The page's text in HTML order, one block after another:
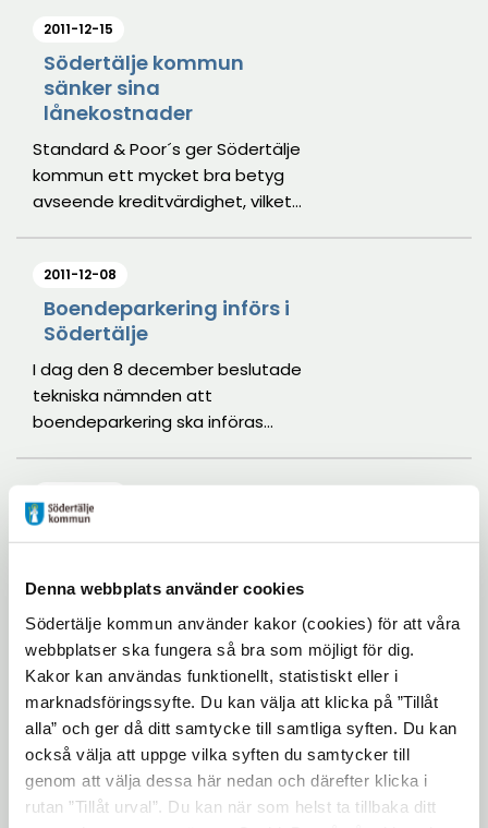
Denna webbplats använder cookies
Södertälje kommun använder kakor (cookies) för att våra
webbplatser ska fungera så bra som möjligt för dig.
Kakor kan användas funktionellt, statistiskt eller i
marknadsföringssyfte. Du kan välja att klicka på ”Tillåt
alla” och ger då ditt samtycke till samtliga syften. Du kan
också välja att uppge vilka syften du samtycker till
genom att välja dessa här nedan och därefter klicka i
rutan ”Tillåt urval”. Du kan när som helst ta tillbaka ditt
högskola på Campus Telge. Så
gott som alla 16 har fått jobb i
Södertäljes skolor eller i regionen. I
januari börjar de sin karriär inom
skolväsendet.
2011-12-15
Södertälje kommun
sänker sina
lånekostnader
Standard & Poor´s ger Södertälje
kommun ett mycket bra betyg
avseende kreditvärdighet, vilket
direkt på kreditmarknaden.
2011-12-08
Boendeparkering införs i
Södertälje
I dag den 8 december beslutade
tekniska nämnden att
boendeparkering ska införas
har fått ett
boendeparkeringstillstånd beviljat
dygn i sträck utan att behöva
Pressinbjudan: Invigning
Den 9 december slår dörrarna upp
för Drivaegetbutiken i Södertälje.
En gemensam mötesplats för nya
och erfarna företagare och
entreprenörer i Södertälje.
Sociala uppfinningar ska
skapa arbetstillfällen åt
unga